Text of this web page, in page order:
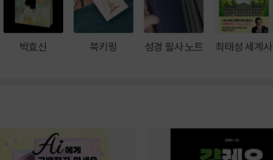
박효신 북키링 성경 필사 노트 최태성 세계사